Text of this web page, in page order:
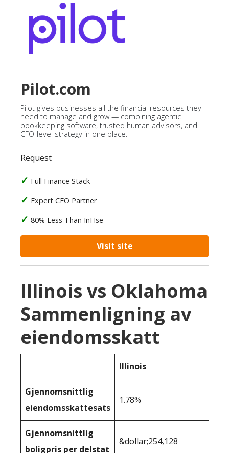
Pilot.com
Pilot gives businesses all the financial resources they
need to manage and grow — combining agentic
bookkeeping software, trusted human advisors, and
CFO-level strategy in one place.
Request
Full Finance Stack
Expert CFO Partner
80% Less Than InHse
Visit site
Illinois vs Oklahoma
Sammenligning av
eiendomsskatt
Illinois
Gjennomsnittlig
eiendomsskattesats
1.78%
Gjennomsnittlig
boligpris per delstat
&dollar;254,128